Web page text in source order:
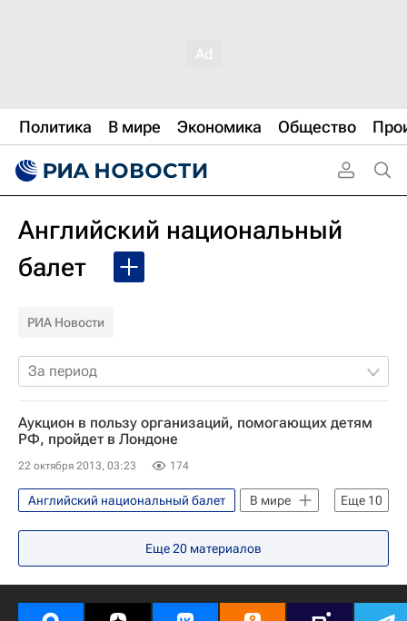
Политика В мире Экономика Общество
Английский национальный
балет
РИА Новости
За период
Аукцион в пользу организаций, помогающих детям
РФ, пройдет в Лондоне
22 октября 2013, 03:23 174
Еще 10
Английский национальный балет
В мире
Жизнь без преград
Лондон
Весь мир
Европа
Великобритания
London Stock Exchange
Еще20 материалов